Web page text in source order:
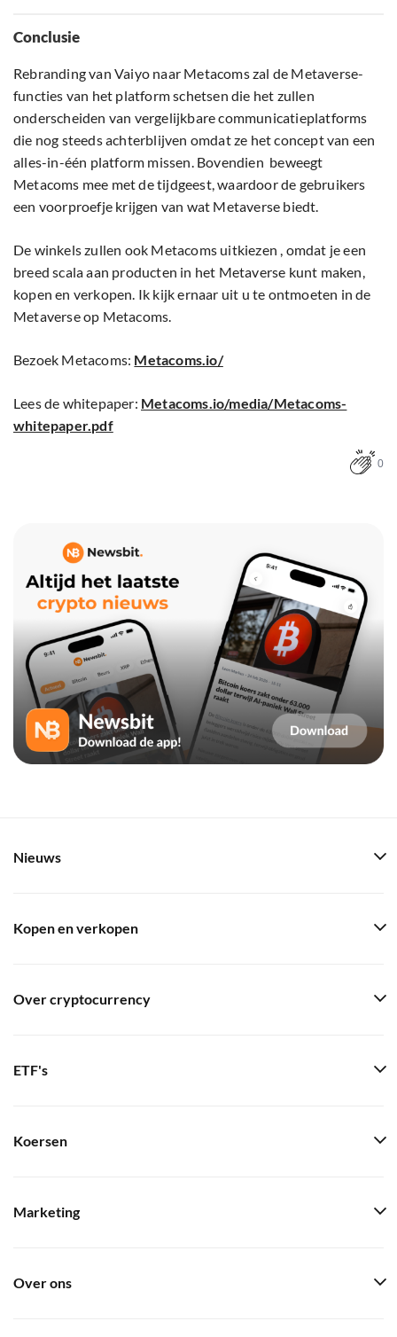
Conclusie
Rebranding van Vaiyo naar Metacoms zal de Metaverse-
functies van het platform schetsen die het zullen
onderscheiden van vergelijkbare communicatieplatforms
die nog steeds achterblijven omdat ze het concept van een
alles-in-één platform missen. Bovendien beweegt
Metacoms mee met de tijdgeest, waardoor de gebruikers
een voorproefje krijgen van wat Metaverse biedt.
De winkels zullen ook Metacoms uitkiezen , omdat je een
breed scala aan producten in het Metaverse kunt maken,
kopen en verkopen. Ik kijk ernaar uit u te ontmoeten in de
Metaverse op Metacoms.
Bezoek Metacoms: Metacoms.io/
Lees de whitepaper: Metacoms.io/media/Metacoms-
whitepaper.pdf
0
Nieuws
Kopen en verkopen
Over cryptocurrency
ETF's
Koersen
Marketing
Over ons